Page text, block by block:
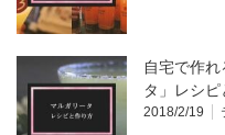
自宅で作
タ」レシ
2018/2/19